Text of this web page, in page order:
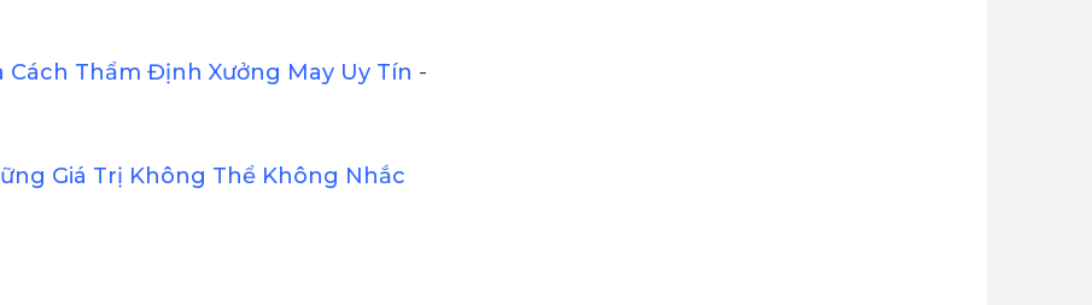
Thẩm Định Xưởng May Uy Tín -
Giá Trị Không Thể Không Nhắc